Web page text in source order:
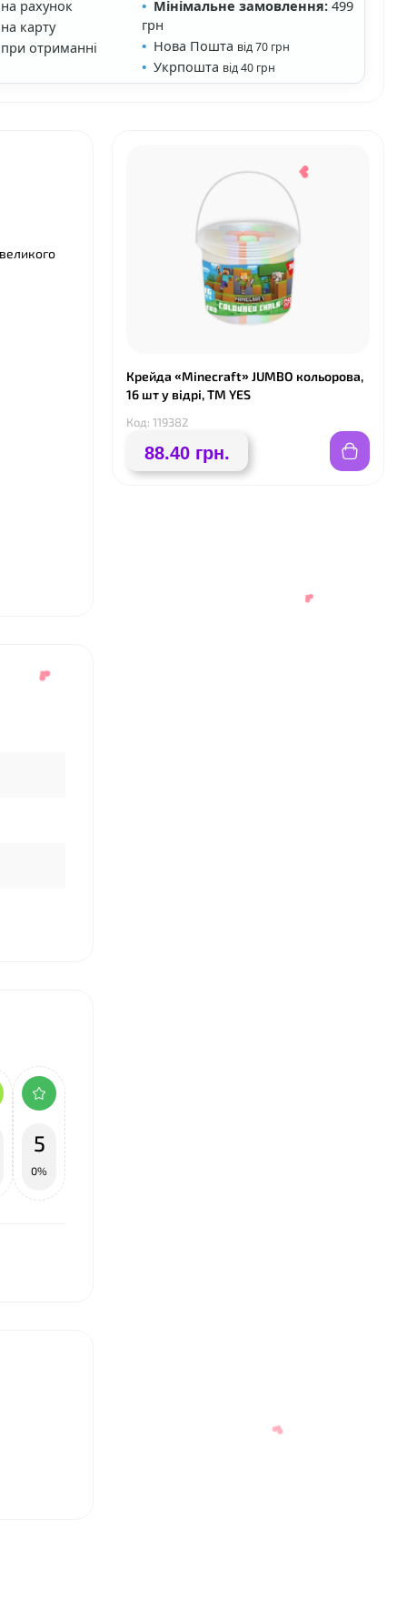
рахунок
карту
отриманні
Мінімальне замовлення:499
грн
Нова Пошта від 70 грн
Укрпошта від 40 грн
5
0%
Крейда «Minecraft» JUMBO кольорова,
16 шт у відрі, ТМ YES
Код: 119382
88.40 грн.